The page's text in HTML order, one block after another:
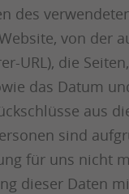
des
von der
URL), die
das Datum
aus
sind
für uns nicht
dieser Daten